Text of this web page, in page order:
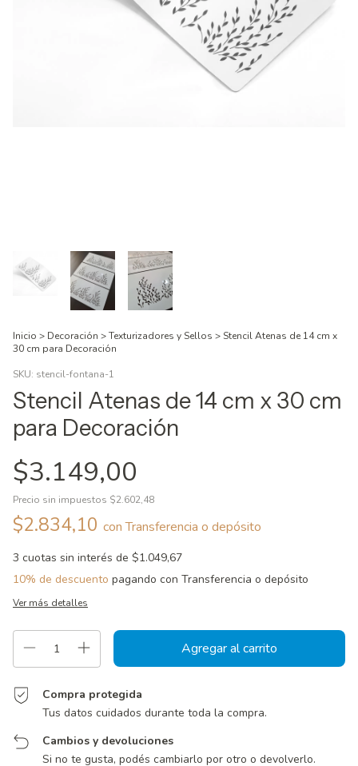
Inicio > Decoración >Texturizadores y Sellos >Stencil Atenas de 14 cm x
30 cm para Decoración
SKU: stencil-fontana-1
Stencil Atenas de 14 cm x 30 cm
para Decoración
$3.149,00
Precio sin impuestos $2.602,48
$2.834,10 con Transferencia o depósito
3 cuotas sin interés de $1.049,67
10% de descuento pagando con Transferencia o depósito
Ver más detalles
Compra protegida
Tus datos cuidados durante toda la compra.
Cambios y devoluciones
Si no te gusta, podés cambiarlo por otro o devolverlo.